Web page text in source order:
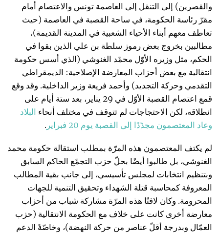
والقصرين) إلى التنقل إلى العاصمة تونس والاعتصام أمام
مقرّ رئاسة الحكومة، في ساحة القصبة في العاصمة (حيث
تعاطف معهم أبناء الأحياء الشعبية في المدينة القديمة)،
مطالبين بخروج بعض رموز سلطة بن علي الذين بقوا في
الحكم، مثل وزيره الأوّل محمّد الغنوشي (الذي أسس حكومة
انتقالية مع بعض أحزاب المعارضة الإصلاحية: الديمقراطي
التقدمي وحركة التجديد) وأحمد فريعة وزير الداخلية. وقد وقع
قمع اعتصام القصبة الأوّل في 29 يناير، بعد ستة أيام على
انطلاقه، لكن الاحتجاجات لم تتوقف في مختلف أنحاء البلاد
وعاد المعتصمون مجددا إلى القصبة يوم فبراير .
لم يكتف المعتصمون هذه المرّة بمطلب استقالة حكومة محمد
الغنوشي، بل طالبوا أيضًا بحلّ حزب التجمّع الحاكم السابق
وبتنظيم انتخابات لمجلس تأسيسي، إلى جانب بقية المطالب
المعروفة كمحاسبة قتلة الشهداء وتحقيق التنمية للجهات
المحرومة. وكان لافتًا هذه المرّة مشاركة شباب من أحزاب
معارضة أخرى كانت على خلاف مع الحكومة الانتقالية (حزب
العمّال وبدرجة أقلّ عناصر من حركة النهضة)، وخاصّةً الدعم